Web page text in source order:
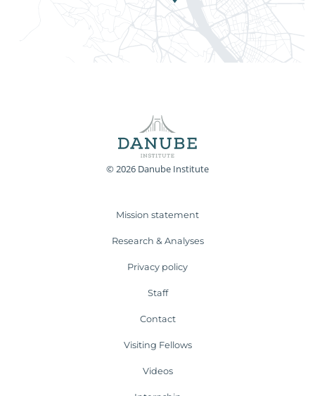
© 2026 Danube Institute
Mission statement
Research & Analyses
Privacy policy
Staff
Contact
Visiting Fellows
Videos